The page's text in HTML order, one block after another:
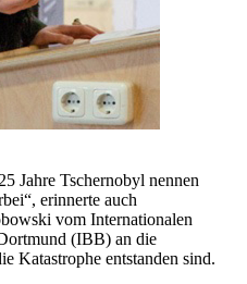
Jahre Tschernobyl nennen
erinnerte auch
vom Internationalen
(IBB) an die
Katastrophe entstanden sind.